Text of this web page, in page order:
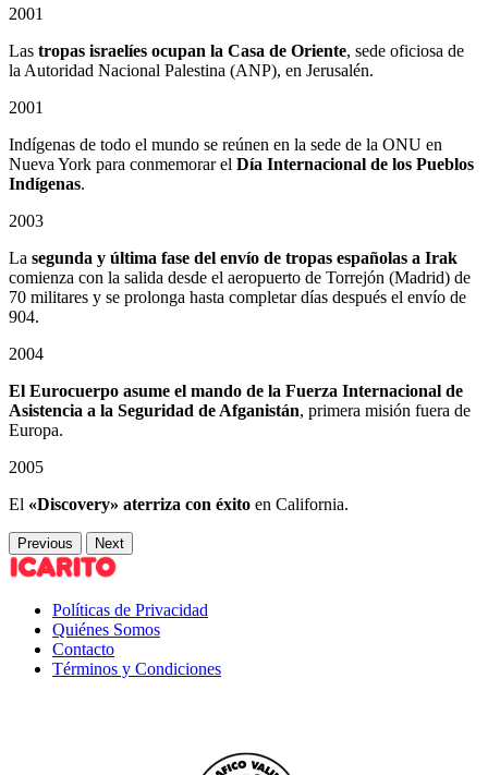
2001
Las tropas israelíes ocupan la Casa de Oriente, sede oficiosa de
la Autoridad Nacional Palestina (ANP), en Jerusalén.
2001
Indígenas de todo el mundo se reúnen en la sede de la ONU en
Nueva York para conmemorar el Día Internacional de los Pueblos
Indígenas.
2003
La segunda y última fase del envío de tropas españolas a Irak
comienza con la salida desde el aeropuerto de Torrejón (Madrid) de
70 militares y se prolonga hasta completar días después el envío de
904.
2004
El Eurocuerpo asume el mando de la Fuerza Internacional de
Asistencia a la Seguridad de Afganistán, primera misión fuera de
Europa.
2005
El «Discovery» aterriza con éxito en California.
Previous Next
Políticas de Privacidad
Quiénes Somos
Contacto
Términos y Condiciones